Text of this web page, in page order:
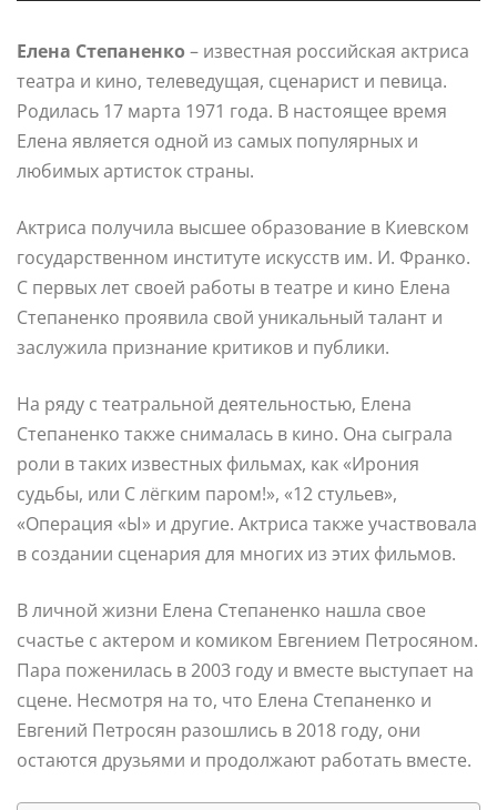
Елена Степаненко – известная российская актриса
театра и кино, телеведущая, сценарист и певица.
Родилась 17 марта 1971 года. В настоящее время
Елена является одной из самых популярных и
любимых артисток страны.
Актриса получила высшее образование в Киевском
государственном институте искусств им. И. Франко.
С первых лет своей работы в театре и кино Елена
Степаненко проявила свой уникальный талант и
заслужила признание критиков и публики.
На ряду с театральной деятельностью, Елена
Степаненко также снималась в кино. Она сыграла
роли в таких известных фильмах, как «Ирония
судьбы, или С лёгким паром!», «12 стульев»,
«Операция «Ы» и другие. Актриса также участвовала
в создании сценария для многих из этих фильмов.
В личной жизни Елена Степаненко нашла свое
счастье с актером и комиком Евгением Петросяном.
Пара поженилась в 2003 году и вместе выступает на
сцене. Несмотря на то, что Елена Степаненко и
Евгений Петросян разошлись в 2018 году, они
остаются друзьями и продолжают работать вместе.